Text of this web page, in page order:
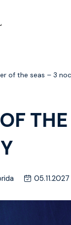
of the seas – 3
05.11.2027